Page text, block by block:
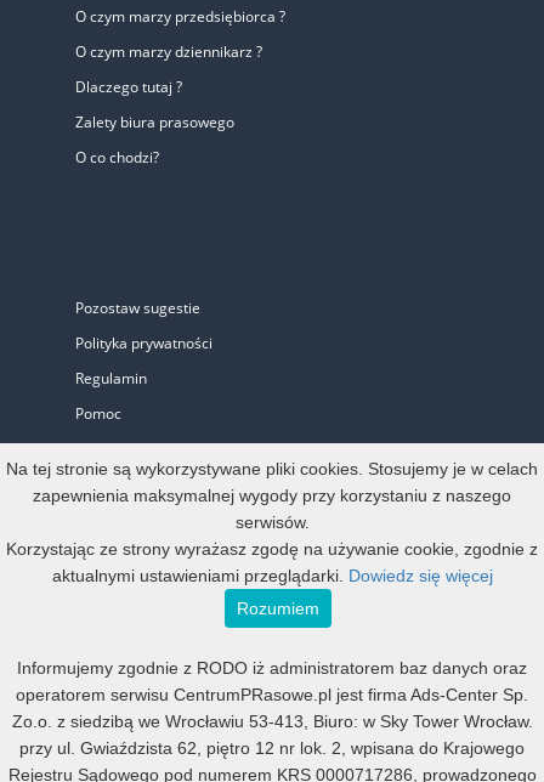
O czym marzy przedsiębiorca ?
O czym marzy dziennikarz ?
Dlaczego tutaj ?
Zalety biura prasowego
O co chodzi?
Pozostaw sugestie
Polityka prywatności
Regulamin
Pomoc
Biuro Prasowe
Oferta
Małe, średnie i duże
Mała agencja PR
Duża agencja PR
Program Partnerski
Na tej stronie są wykorzystywane pliki cookies. Stosujemy je w celach
zapewnienia maksymalnej wygody przy korzystaniu z naszego
serwisów.
Korzystając ze strony wyrażasz zgodę na używanie cookie, zgodnie z
aktualnymi ustawieniami przeglądarki. Dowiedz się więcej
Rozumiem
Informujemy zgodnie z RODO iż administratorem baz danych oraz
operatorem serwisu CentrumPRasowe.pl jest firma Ads-Center Sp.
Zo.o. z siedzibą we Wrocławiu 53-413, Biuro: w Sky Tower Wrocław.
przy ul. Gwiaździsta 62, piętro 12 nr lok. 2, wpisana do Krajowego
Rejestru Sądowego pod numerem KRS 0000717286, prowadzonego